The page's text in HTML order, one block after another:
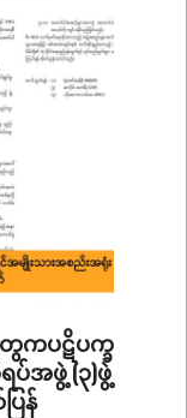
ေကပဋိပက္ခ
အဖွဲ့ (၃)ဖွဲ့
န်